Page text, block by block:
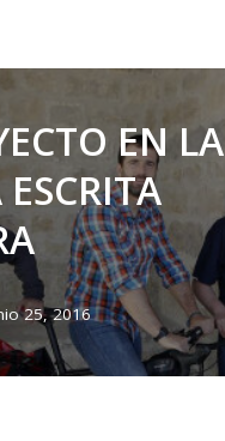
EN LA
25, 2016